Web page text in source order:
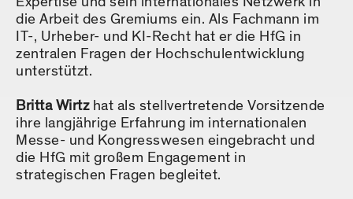
die Arbeit des Gremiums ein. Als Fachmann im
IT-, Urheber- und KI-Recht hat er die HfG in
zentralen Fragen der Hochschulentwicklung
unterstützt.
Britta Wirtzhat als stellvertretende Vorsitzende
ihre langjährige Erfahrung im internationalen
Messe- und Kongresswesen eingebracht und
die HfG mit großem Engagement in
strategischen Fragen begleitet.